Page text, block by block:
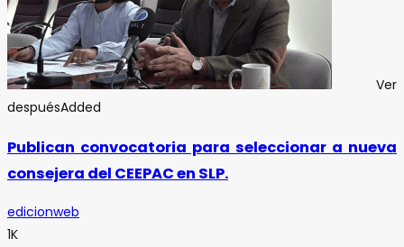
Ver
despuésAdded
Publican convocatoria para seleccionar a nueva
consejera del CEEPAC en SLP.
edicionweb
1K